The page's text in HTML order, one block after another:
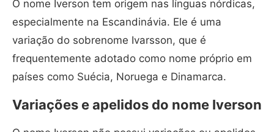
O nome Iverson tem origem nas línguas nórdicas,
especialmente na Escandinávia. Ele é uma
variação do sobrenome Ivarsson, que é
frequentemente adotado como nome próprio em
países como Suécia, Noruega e Dinamarca.
Variações e apelidos do nome Iverson